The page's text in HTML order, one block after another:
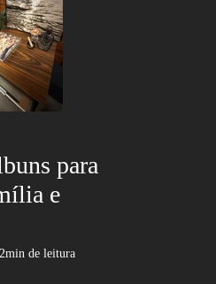
para
e
2min de leitura